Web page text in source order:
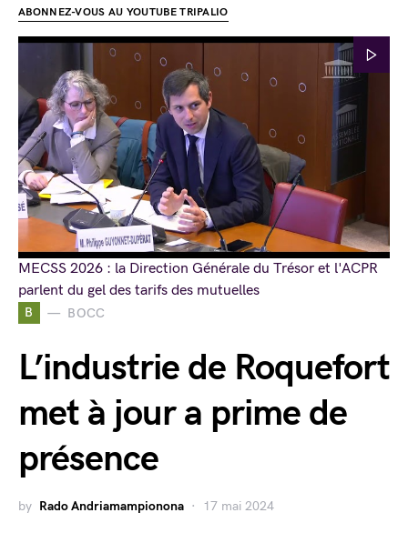
B BOCC
L’industrie de Roquefort
met à jour a prime de
présence
by Rado Andriamampionona 17 mai 2024
ABONNEZ-VOUS AU YOUTUBE TRIPALIO
MECSS 2026 : la Direction Générale du Trésor et l'ACPR
parlent du gel des tarifs des mutuelles